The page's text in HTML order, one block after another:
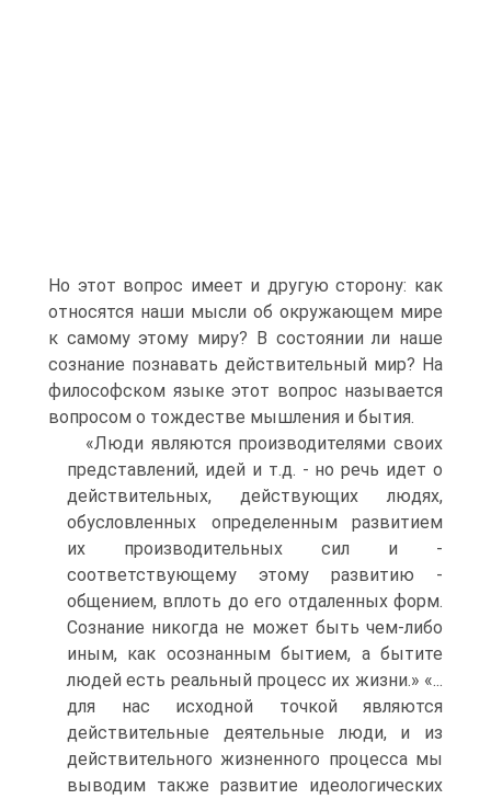
Но этот вопрос имеет и другую сторону: как
относятся наши мысли об окружающем мире
к самому этому миру? В состоянии ли наше
сознание познавать действительный мир? На
философском языке этот вопрос называется
вопросом о тождестве мышления и бытия.
«Люди являются производителями своих
представлений, идей и т.д. - но речь идет о
действительных, действующих людях,
обусловленных определенным развитием
их производительных сил и -
соответствующему этому развитию -
общением, вплоть до его отдаленных форм.
Сознание никогда не может быть чем-либо
иным, как осознанным бытием, а бытите
людей есть реальный процесс их жизни.» «...
для нас исходной точкой являются
действительные деятельные люди, и из
действительного жизненного процесса мы
выводим также развитие идеологических